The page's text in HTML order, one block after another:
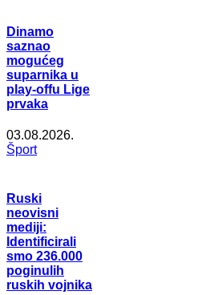
Dinamo
saznao
mogućeg
suparnika u
play-offu Lige
prvaka
03.08.2026.
Šport
Ruski
neovisni
mediji:
Identificirali
smo 236.000
poginulih
ruskih vojnika